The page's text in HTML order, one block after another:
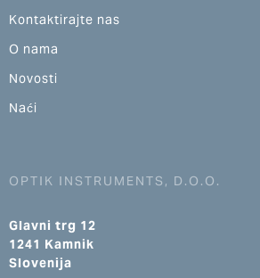
Kontaktirajte nas
O nama
Novosti
Naći
OPTIK INSTRUMENTS, D.O.O.
Glavni trg 12
1241 Kamnik
Slovenija